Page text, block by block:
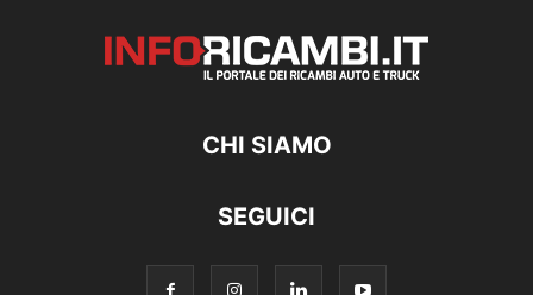
CHI SIAMO
SEGUICI